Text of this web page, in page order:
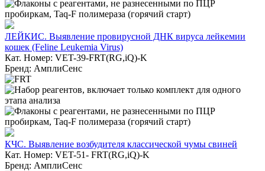
ЛЕЙКИС. Выявление провирусной ДНК вируса лейкемии
кошек (Feline Leukemia Virus)
Кат. Номер: VET-39-FRT(RG,iQ)-K
Бренд: АмплиСенс
КЧС. Выявление возбудителя классической чумы свиней
Кат. Номер: VET-51- FRT(RG,iQ)-K
Бренд: АмплиСенс